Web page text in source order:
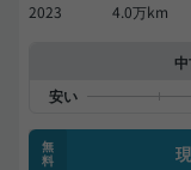
2023 4.0万km
無
料